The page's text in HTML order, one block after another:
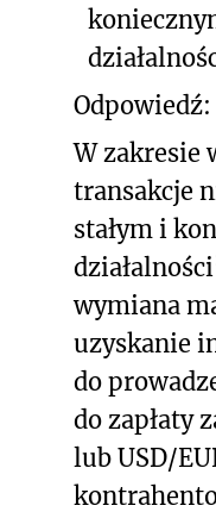
Odpowiedź:
W zakresie
transakcje
stałym i
wymiana
uzyskanie
do
do zapłaty
lub USD/